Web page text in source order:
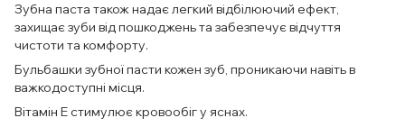
Зубна паста також надає легкий відбілюючий ефект,
захищає зуби від пошкоджень та забезпечує відчуття
чистоти та комфорту.
Бульбашки зубної пасти кожен зуб, проникаючи навіть в
важкодоступні місця.
Вітамін Е стимулює кровообіг у яснах.